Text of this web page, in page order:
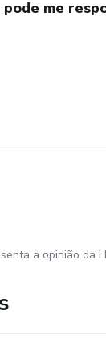
me
a opinião da